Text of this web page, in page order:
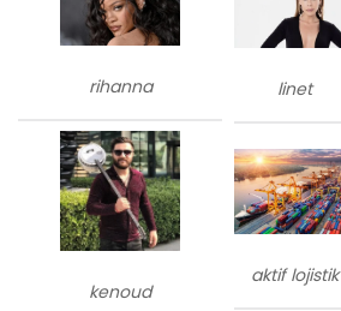
rihanna linet
kenoud
aktif lojistik